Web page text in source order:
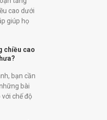
cao dưới
giúp họ
chiều cao
bạn cần
bài
chế độ